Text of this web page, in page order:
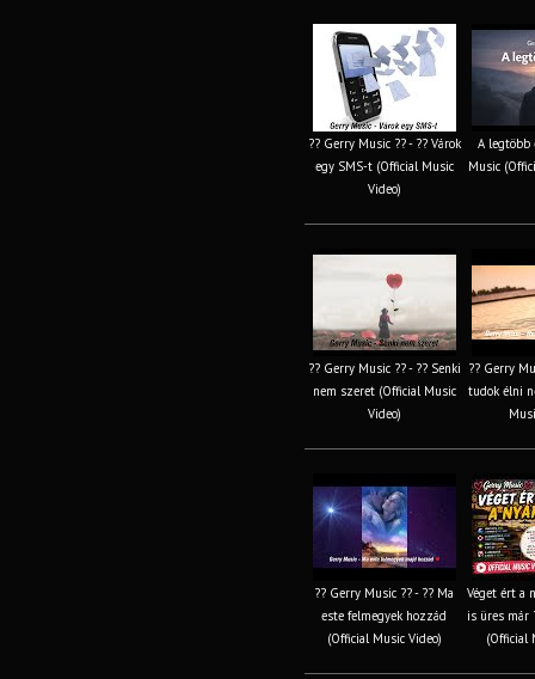
?? Gerry Music ?? - ?? Várok
egy SMS-t (Official Music
Video)
A legtöbb
Music
?? Gerry Music ?? - ?? Senki
nem szeret (Official Music
Video)
?? Gerry
tudok élni
?? Gerry Music ?? - ?? Ma
este felmegyek hozzád
(Official Music Video)
Véget ért a
is üres már
(Official